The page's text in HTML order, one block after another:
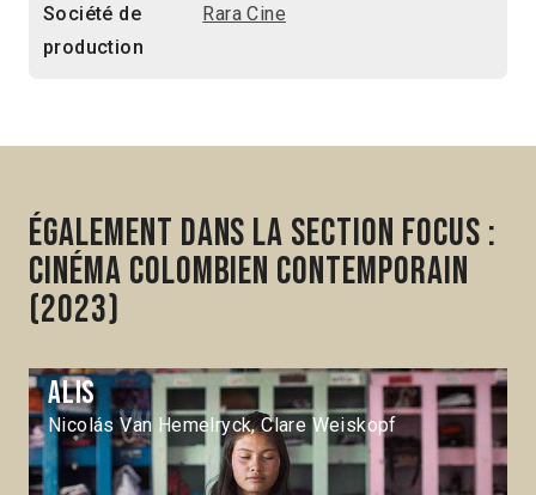
Société de
production
Rara Cine
Également dans la section Focus :
Cinéma colombien contemporain
(2023)
Alis
Nicolás Van Hemelryck, Clare Weiskopf